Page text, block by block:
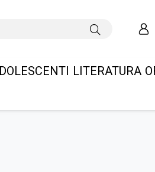
LITERATURA